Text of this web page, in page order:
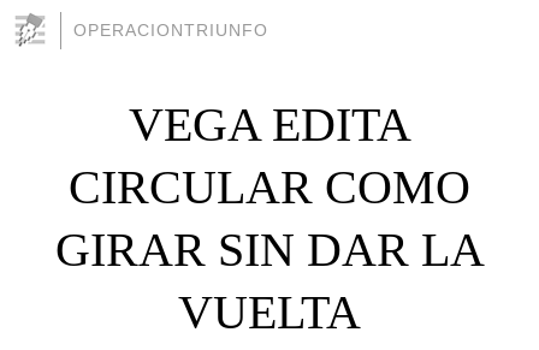
OPERACIONTRIUNFO
VEGA EDITA
CIRCULAR COMO
GIRAR SIN DAR LA
VUELTA